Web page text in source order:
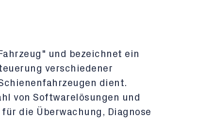
und bezeichnet ein
verschiedener
dient.
von Softwarelösungen und
die Überwachung, Diagnose